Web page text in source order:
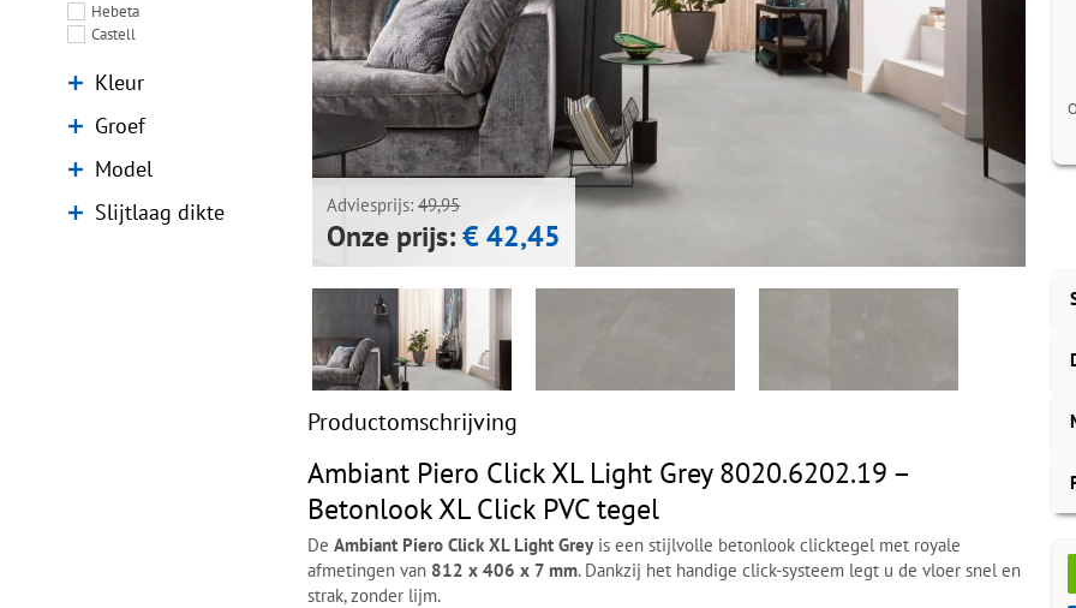
Hebeta
Castell
Kleur
Groef
Model
Slijtlaag dikte
Adviesprijs:49,95
Onze prijs: € 42,45
Productomschrijving
Ambiant Piero Click XL Light Grey 8020.6202.19 –
Betonlook XL Click PVC tegel
DeAmbiant Piero Click XL Light Grey is een stijlvolle betonlook clicktegel met royale
afmetingen van 812 x 406 x 7 mm. Dankzij het handige click-systeem legt u de vloer snel en
strak, zonder lijm.